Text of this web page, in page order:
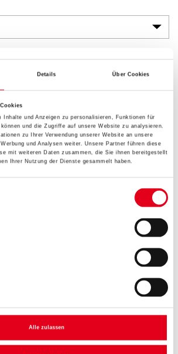
Details Über Cookies
Inhalte und Anzeigen zu personalisieren, Funktionen für
und die Zugriffe auf unsere Website zu analysieren.
zu Ihrer Verwendung unserer Website an unsere
und Analysen weiter. Unsere Partner führen diese
mit weiteren Daten zusammen, die Sie ihnen bereitgestellt
Ihrer Nutzung der Dienste gesammelt haben.
Alle zulassen